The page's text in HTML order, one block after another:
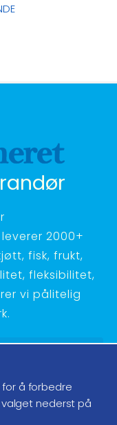
2000+
fisk, frukt,
fleksibilitet,
vi pålitelig
for å forbedre
nederst på